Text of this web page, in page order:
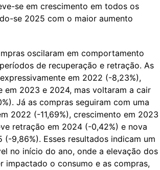
se em crescimento em todos os
se 2025 com o maior aumento
oscilaram em comportamento
de recuperação e retração. As
em 2022 (-8,23%),
em 2023 e 2024, mas voltaram a cair
Já as compras seguiram com uma
2022 (-11,69%), crescimento em 2023
retração em 2024 (-0,42%) e nova
(-9,86%). Esses resultados indicam um
no início do ano, onde a elevação dos
impactado o consumo e as compras,